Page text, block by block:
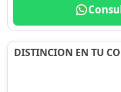
DISTINCION EN TU